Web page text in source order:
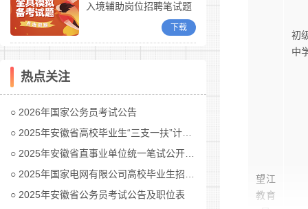
入境辅助岗位招聘笔试题
下载
热点关注
2026年国家公务员考试公告
2025年安徽省高校毕业生“三支一扶”计划招募公告
2025年安徽省直事业单位统一笔试公开招聘工作人员公告
2025年国家电网有限公司高校毕业生招聘公告(第二批)汇总
2025年安徽省公务员考试公告及职位表
望江
教育
初
中